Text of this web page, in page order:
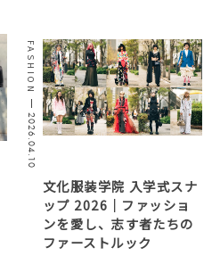
FASHION
2026.04.10
文化服装学院 入学式スナ
ップ 2026｜ファッショ
ンを愛し、志す者たちの
ファーストルック